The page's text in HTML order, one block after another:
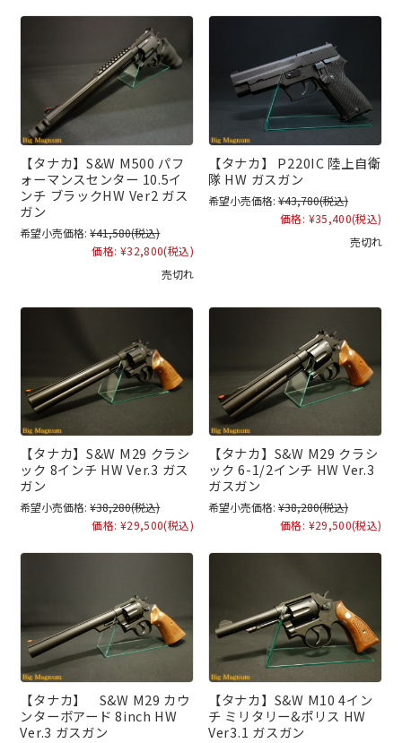
【タナカ】S&W M500 パフ
ォーマンスセンター 10.5イ
ンチ ブラックHW Ver2 ガス
ガン
希望小売価格: ¥41,580(税込)
価格: ¥32,800(税込)
売切れ
【タナカ】 P220IC 陸上自衛
隊 HW ガスガン
希望小売価格: ¥43,780(税込)
価格: ¥35,400(税込)
売切れ
【タナカ】S&W M29 クラシ
ック 8インチ HW Ver.3 ガス
ガン
希望小売価格: ¥38,280(税込)
価格: ¥29,500(税込)
【タナカ】S&W M29 クラシ
ック 6-1/2インチ HW Ver.3
ガスガン
希望小売価格: ¥38,280(税込)
価格: ¥29,500(税込)
【タナカ】 S&W M29 カウ
ンターボアード 8inch HW
Ver.3 ガスガン
【タナカ】S&W M10 4イン
チ ミリタリー&ポリス HW
Ver3.1 ガスガン